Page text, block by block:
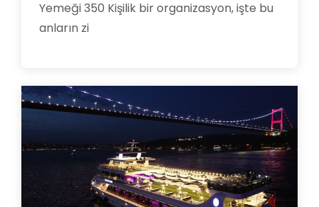
Yemeği 350 Kişilik bir organizasyon, işte bu
anların zi